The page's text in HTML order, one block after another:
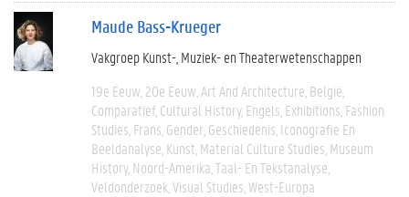
Maude Bass-Krueger
Vakgroep Kunst-, Muziek- en Theaterwetenschappen
19e Eeuw 20e Eeuw Art And Architecture België
Comparatief Cultural History Engels Exhibitions Fashion
Studies Frans Gender Geschiedenis Iconografie En
Beeldanalyse Kunst Material Culture Studies Museum
History Noord-Amerika Taal- En Tekstanalyse
Veldonderzoek Visual Studies West-Europa